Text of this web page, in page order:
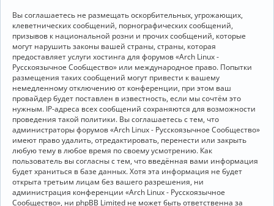
Вы соглашаетесь не размещать оскорбительных, угрожающих,
клеветнических сообщений, порнографических сообщений,
призывов к национальной розни и прочих сообщений, которые
могут нарушить законы вашей страны, страны, которая
предоставляет услуги хостинга для форумов «Arch Linux -
Русскоязычное Сообщество» или международное право. Попытки
размещения таких сообщений могут привести к вашему
немедленному отключению от конференции, при этом ваш
провайдер будет поставлен в известность, если мы сочтём это
нужным. IP-адреса всех сообщений сохраняются для возможности
проведения такой политики. Вы соглашаетесь с тем, что
администраторы форумов «Arch Linux - Русскоязычное Сообщество»
имеют право удалить, отредактировать, перенести или закрыть
любую тему в любое время по своему усмотрению. Как
пользователь вы согласны с тем, что введённая вами информация
будет храниться в базе данных. Хотя эта информация не будет
открыта третьим лицам без вашего разрешения, ни
администрация конференции «Arch Linux - Русскоязычное
Сообщество», ни phpBB Limited не может быть ответственна за